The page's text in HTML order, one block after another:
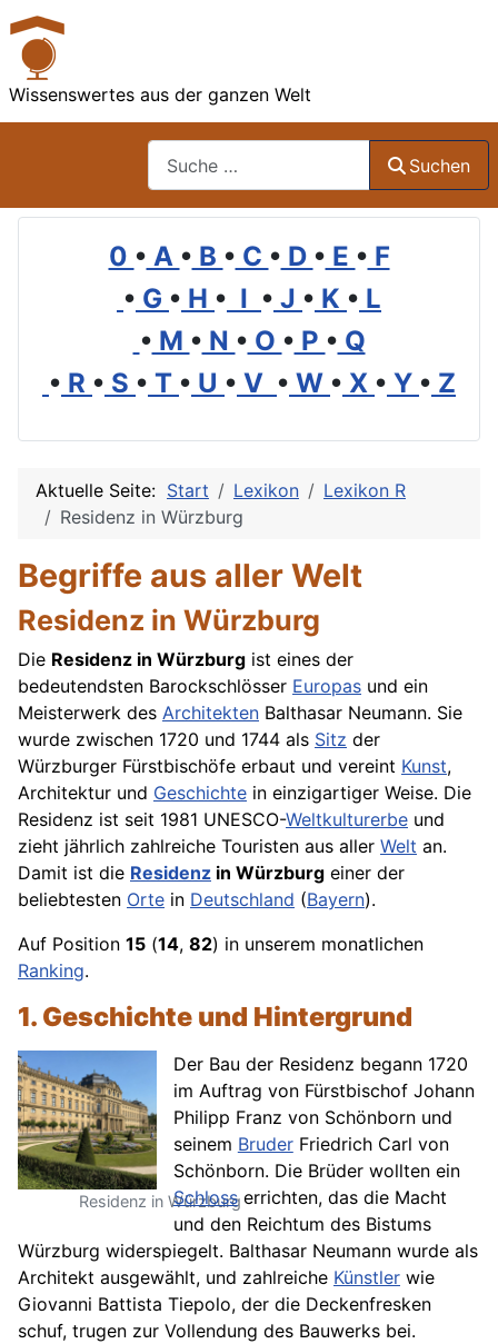
Wissenswertes aus der ganzen Welt
Suchen
0 • A • B • C • D • E • F
• G • H • I • J • K • L
• M • N • O • P • Q
• R • S • T • U • V • W • X • Y • Z
Aktuelle Seite: Start Lexikon
Lexikon R
Residenz in Würzburg
Begriffe aus aller Welt
Residenz in Würzburg
Die Residenz in Würzburg ist eines der
bedeutendsten Barockschlösser Europas und ein
Meisterwerk des Architekten Balthasar Neumann. Sie
wurde zwischen 1720 und 1744 als Sitz der
Würzburger Fürstbischöfe erbaut und vereint Kunst,
Architektur und Geschichte in einzigartiger Weise. Die
Residenz ist seit 1981 UNESCO-Weltkulturerbe und
zieht jährlich zahlreiche Touristen aus aller Welt an.
Damit ist die Residenz in Würzburg einer der
beliebtesten Orte in Deutschland (Bayern).
Auf Position 15 (14, 82) in unserem monatlichen
Ranking.
1. Geschichte und Hintergrund
Residenz in Würzburg
Der Bau der Residenz begann 1720
im Auftrag von Fürstbischof Johann
Philipp Franz von Schönborn und
seinem BruderFriedrich Carl von
Schönborn. Die Brüder wollten ein
Schlosserrichten, das die Macht
und den Reichtum des Bistums
Würzburg widerspiegelt. Balthasar Neumann wurde als
Architekt ausgewählt, und zahlreiche Künstler wie
Giovanni Battista Tiepolo, der die Deckenfresken
schuf, trugen zur Vollendung des Bauwerks bei.